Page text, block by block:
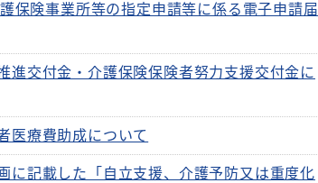
保険事業所等の指定申請等に係る電子申請届
進交付金・介護保険保険者努力支援交付金に
医療費助成について
に記載した「自立支援、介護予防又は重度化